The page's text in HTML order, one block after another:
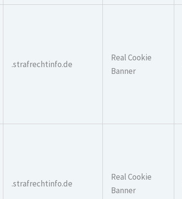
.strafrechtinfo.de
Real Cookie
Banner
.strafrechtinfo.de
Real Cookie
Banner